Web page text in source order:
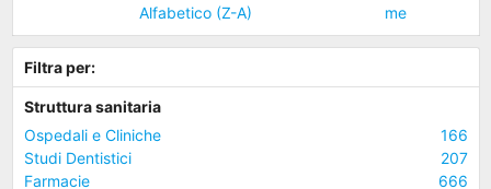
Alfabetico (Z-A)
me
Filtra per:
Struttura sanitaria
Ospedali e Cliniche
166
Studi Dentistici
207
Farmacie
666